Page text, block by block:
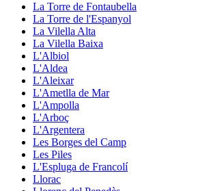
La Torre de Fontaubella
La Torre de l'Espanyol
La Vilella Alta
La Vilella Baixa
L'Albiol
L'Aldea
L'Aleixar
L'Ametlla de Mar
L'Ampolla
L'Arboç
L'Argentera
Les Borges del Camp
Les Piles
L'Espluga de Francolí
Llorac